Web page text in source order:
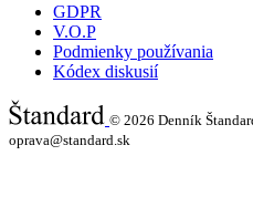
GDPR
V.O.P
Podmienky používania
Kódex diskusií
© 2026 Denník
oprava@standard.sk